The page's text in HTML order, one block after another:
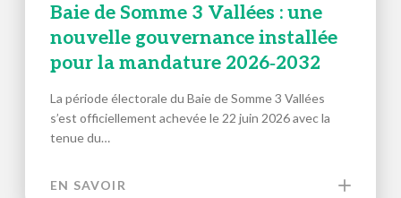
Baie de Somme 3 Vallées : une
nouvelle gouvernance installée
pour la mandature 2026‑2032
La période électorale du Baie de Somme 3 Vallées
s’est officiellement achevée le 22 juin 2026 avec la
tenue du…
EN SAVOIR